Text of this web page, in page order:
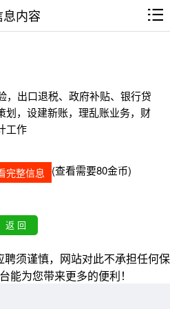
息内容
，出口退税、政府补贴、银行贷
划，设建新账，理乱账业务，财
工作
完整信息 (查看需要80金币)
须谨慎，网站对此不承担任何保
能为您带来更多的便利！